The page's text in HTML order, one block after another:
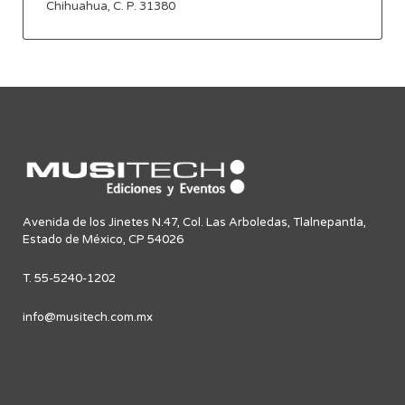
Chihuahua, C. P. 31380
Avenida de los Jinetes N.47, Col. Las Arboledas, Tlalnepantla,
Estado de México, CP 54026
T. 55-5240-1202
info@musitech.com.mx